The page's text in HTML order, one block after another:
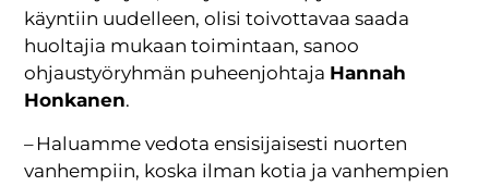
käyntiin uudelleen, olisi toivottavaa saada
huoltajia mukaan toimintaan, sanoo
ohjaustyöryhmän puheenjohtaja Hannah
Honkanen.
– Haluamme vedota ensisijaisesti nuorten
vanhempiin, koska ilman kotia ja vanhempien